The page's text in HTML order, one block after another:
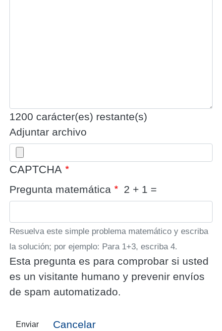
1200 carácter(es) restante(s)
Adjuntar archivo
CAPTCHA
Pregunta matemática 2 + 1 =
Resuelva este simple problema matemático y escriba
la solución; por ejemplo: Para 1+3, escriba 4.
Esta pregunta es para comprobar si usted
es un visitante humano y prevenir envíos
de spam automatizado.
Enviar Cancelar